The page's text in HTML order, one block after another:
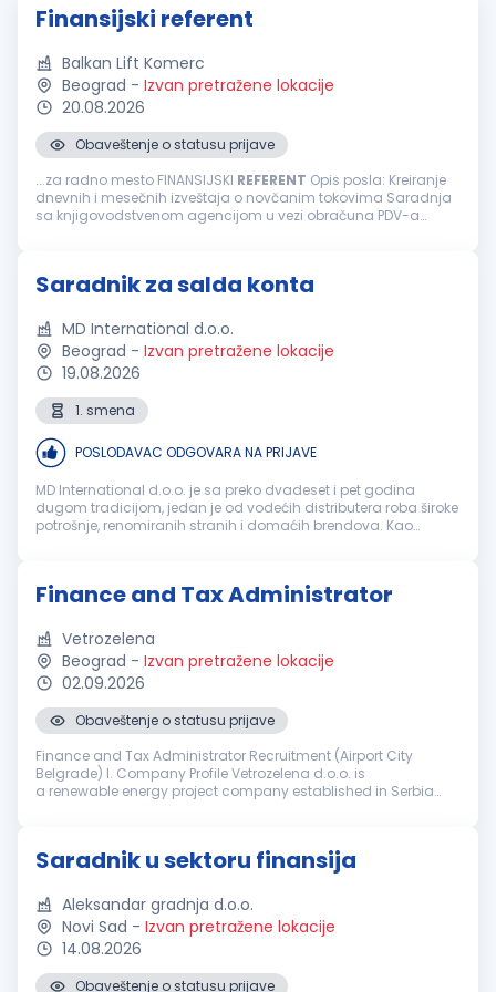
Finansijski referent
Balkan Lift Komerc
Beograd - Izvan pretražene lokacije
20.08.2026
Obaveštenje o statusu prijave
...za radno mesto FINANSIJSKI REFERENT Opis posla: Kreiranje
dnevnih i mesečnih izveštaja o novčanim tokovima Saradnja
sa knjigovodstvenom agencijom u vezi obračuna PDV-a
Saradnik za salda konta
MD International d.o.o.
Beograd - Izvan pretražene lokacije
19.08.2026
1. smena
POSLODAVAC ODGOVARA NA PRIJAVE
MD International d.o.o. je sa preko dvadeset i pet godina
dugom tradicijom, jedan je od vodećih distributera roba široke
potrošnje, renomiranih stranih i domaćih brendova. Kao
Finance and Tax Administrator
Vetrozelena
Beograd - Izvan pretražene lokacije
02.09.2026
Obaveštenje o statusu prijave
Finance and Tax Administrator Recruitment (Airport City
Belgrade) I. Company Profile Vetrozelena d.o.o. is
a renewable energy project company established in Serbia
Saradnik u sektoru finansija
Aleksandar gradnja d.o.o.
Novi Sad - Izvan pretražene lokacije
14.08.2026
Obaveštenje o statusu prijave